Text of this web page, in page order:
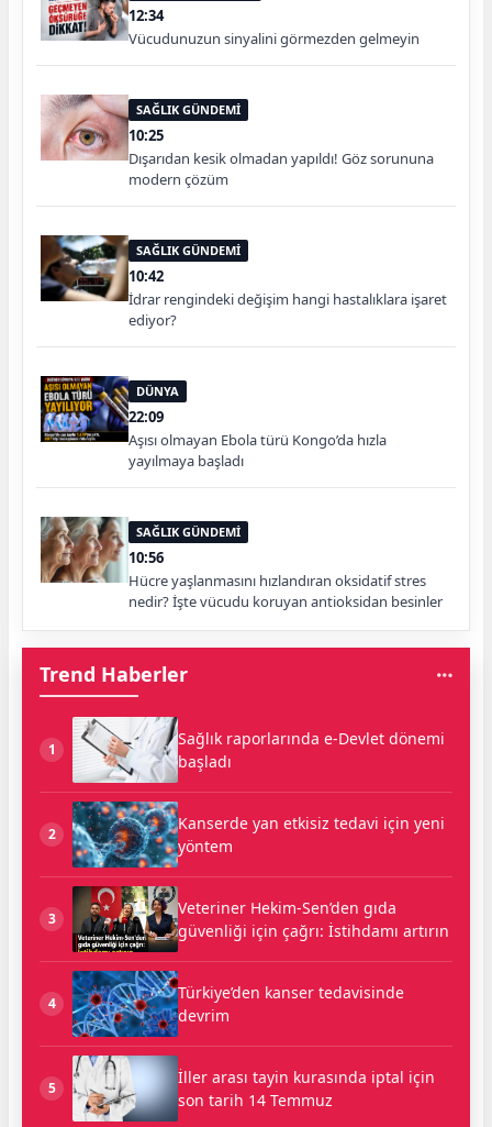
12:34
Vücudunuzun sinyalini görmezden gelmeyin
SAĞLIK GÜNDEMİ
10:25
Dışarıdan kesik olmadan yapıldı! Göz sorununa
modern çözüm
SAĞLIK GÜNDEMİ
10:42
İdrar rengindeki değişim hangi hastalıklara işaret
ediyor?
DÜNYA
22:09
Aşısı olmayan Ebola türü Kongo’da hızla
yayılmaya başladı
SAĞLIK GÜNDEMİ
10:56
Hücre yaşlanmasını hızlandıran oksidatif stres
nedir? İşte vücudu koruyan antioksidan besinler
Trend Haberler
1
Sağlık raporlarında e-Devlet dönemi
başladı
2
Kanserde yan etkisiz tedavi için yeni
yöntem
3
Veteriner Hekim-Sen’den gıda
güvenliği için çağrı: İstihdamı artırın
4
Türkiye’den kanser tedavisinde
devrim
5
İller arası tayin kurasında iptal için
son tarih 14 Temmuz